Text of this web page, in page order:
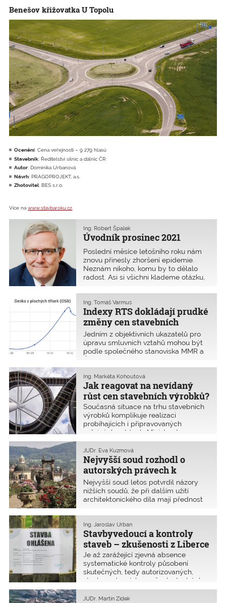
Benešov křižovatka U Topolu
Ocenění: Cena veřejnosti – 9 279 hlasů
Stavebník: Ředitelství silnic a dálnic ČR
Autor: Dominika Urbanová
Návrh: PRAGOPROJEKT, a.s.
Zhotovitel: BES s.r.o.
Více na www.stavbaroku.cz.
Úvodník prosinec 2021
Ing. Robert Špalek
Poslední měsíce letošního roku nám
znovu přinesly zhoršení epidemie.
Neznám nikoho, komu by to dělalo
radost. Asi si všichni klademe otázku,
se moci plně vrátit k normálnímu
životu. Před sto lety zažívali naši
předkové pandemii světov
Indexy RTS dokládají prudké
změny cen stavebních
materiálů
Ing. Tomáš Varmus
Jedním z objektivních ukazatelů pro
úpravu smluvních vztahů mohou být
podle společného stanoviska MMR a
údaje cenových soustav RTS.
Přinášíme návod, jak používat aktuální
cenové indexy jednotlivých
stavebních materiálů dle RTS jako
nástroj na úpravu smluvních závazků
při realizaci staveb.
Jak reagovat na nevídaný
růst cen stavebních výrobků?
Ing. Markéta Kohoutová
Současná situace na trhu stavebních
výrobků komplikuje realizaci
probíhajících i připravovaných
veřejných zakázek. Ministerstvo pro
místní rozvoj (MMR) a Úřad pro
ochranu hospodářské soutěže (ÚOHS)
proto vydalo 2. září 2021 společné
stanovisko k problematice nárůstu
cen stavebních materiálů. To se ale
nevěnuje všem možnostem daným
zákonem o zadávání veřejných
zakázek.
Nejvyšší soud rozhodl o
autorských právech k
dalšímu užití projektové
dokumentace
JUDr. Eva Kuzmová
Nejvyšší soud letos potvrdil názory
nižších soudů, že při dalším užití
architektonického díla mají přednost
architektonické studie tedy nemá
právo omezovat objednatele v dalším
užití tohoto autorského díla v
navazujících fázích zpracování
projektové dokumentace. Pokud tedy
v obchodní smlouvě o dílo není
ujednáno jinak.
Stavbyvedoucí a kontroly
staveb – zkušenosti z Liberce
Ing. Jaroslav Urban
Je až zarážející zjevná absence
systematické kontroly působení
skutečných, tedy autorizovaných,
stavbyvedoucích na všech stavbách,
kde je zákonem vyžadována. Přitom je
obvykle na první pohled patrné, na
JUDr. Martin Zídek